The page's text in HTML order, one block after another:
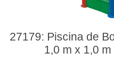
27179: Piscina de
1,0 m x 1,0